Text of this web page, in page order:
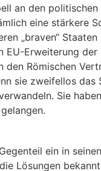
an den
eine stärkere
„braven“
Erweiterung
Römischen
sie zweifellos das
Sie
ein in
Lösungen